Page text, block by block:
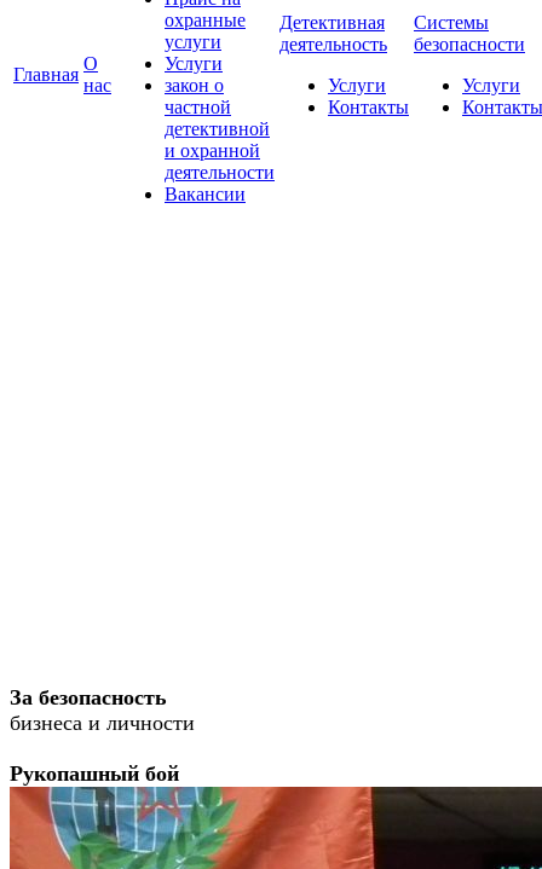
Главная
О
нас
охранные
услуги
Услуги
закон о
частной
детективной
и охранной
деятельности
Вакансии
Детективная
деятельность
Услуги
Контакты
Системы
безопасности
Услуги
Контакты
За безопасность
бизнеса и личности
Рукопашный бой